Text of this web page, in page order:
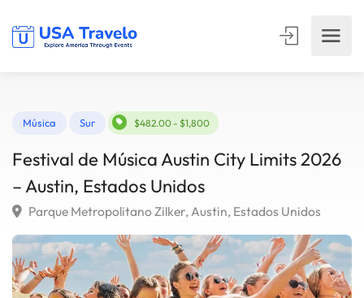
$482.00 - $1,800
Festival de Música Austin City Limits
– Austin, Estados Unidos